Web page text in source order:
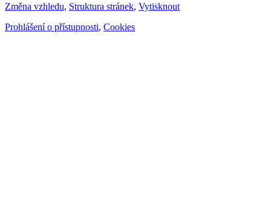
Změna vzhledu, Struktura stránek, Vytisknout
Prohlášení o přístupnosti, Cookies